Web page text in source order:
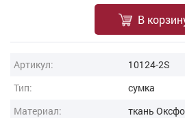
В
Артикул:
10124-2S
Тип:
сумка
Материал:
ткань